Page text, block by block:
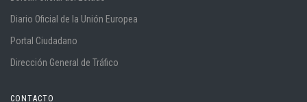
Diario Oficial de la Unión Europea
Portal Ciudadano
Dirección General de Tráfico
CONTACTO